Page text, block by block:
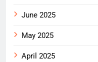
June 2025
May 2025
April 2025